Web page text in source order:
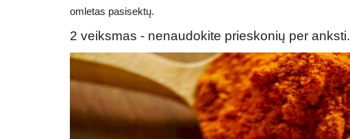
omletas pasisektų.
2 veiksmas - nenaudokite prieskonių per anksti.